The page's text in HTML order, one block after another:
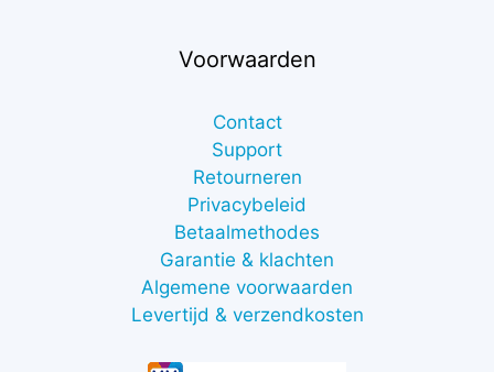
Voorwaarden
Contact
Support
Retourneren
Privacybeleid
Betaalmethodes
Garantie & klachten
Algemene voorwaarden
Levertijd & verzendkosten